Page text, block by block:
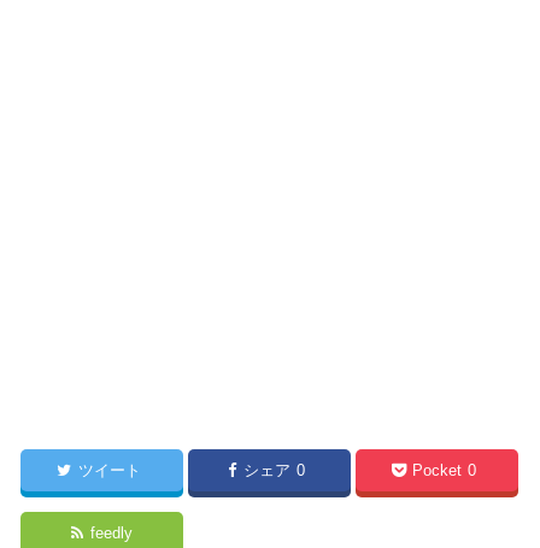
ツイート シェア 0 Pocket 0
feedly